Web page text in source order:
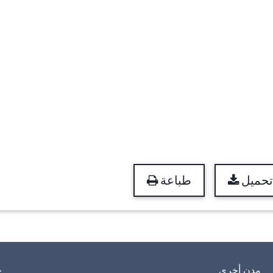
طباعة تحميل
مدن أخرى